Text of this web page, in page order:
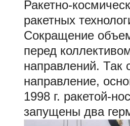
Ракетно-
ракетных
Сокращение
перед
направлений. Так
направление,
1998 г. ракетой-
запущены два